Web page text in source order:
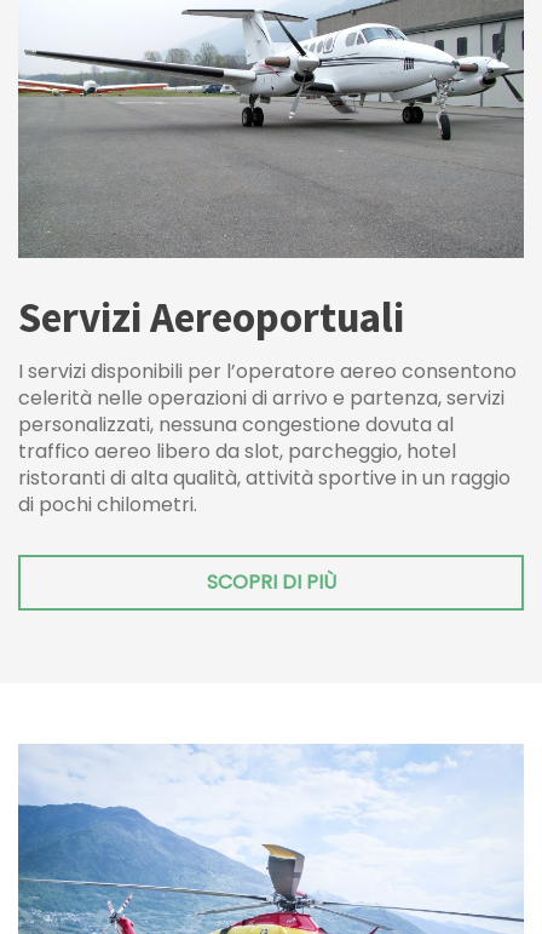
Servizi Aereoportuali
I servizi disponibili per l’operatore aereo consentono
celerità nelle operazioni di arrivo e partenza, servizi
personalizzati, nessuna congestione dovuta al
traffico aereo libero da slot, parcheggio, hotel
ristoranti di alta qualità, attività sportive in un raggio
di pochi chilometri.
SCOPRI DI PIÙ